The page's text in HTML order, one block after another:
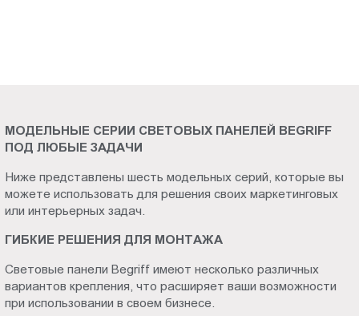
МОДЕЛЬНЫЕ СЕРИИ СВЕТОВЫХ ПАНЕЛЕЙ BEGRIFF
ПОД ЛЮБЫЕ ЗАДАЧИ
Ниже представлены шесть модельных серий, которые вы
можете использовать для решения своих маркетинговых
или интерьерных задач.
ГИБКИЕ РЕШЕНИЯ ДЛЯ МОНТАЖА
Световые панели Begriff имеют несколько различных
вариантов крепления, что расширяет ваши возможности
при использовании в своем бизнесе.